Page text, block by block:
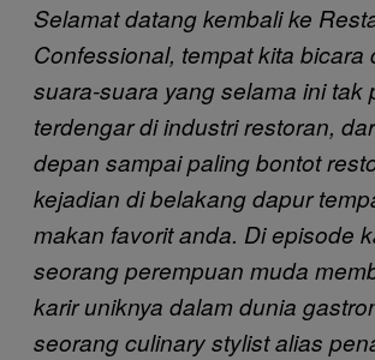
Selamat datang kembali ke
Confessional, tempat kita bicara
suara-suara yang selama ini tak
terdengar di industri restoran,
depan sampai paling bontot
kejadian di belakang dapur
makan favorit anda. Di episode
seorang perempuan muda
karir uniknya dalam dunia
seorang culinary stylist alias